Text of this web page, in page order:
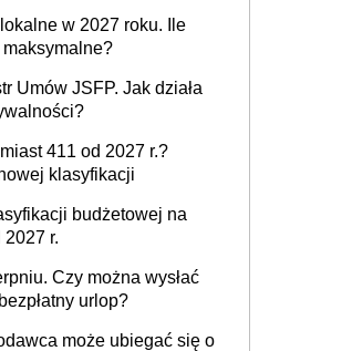
w 2027 roku. Ile
Umów JSFP. Jak działa
411 od 2027 r.?
klasyfikacji
budżetowej na
r.
Czy można wysłać
urlop?
może ubiegać się o